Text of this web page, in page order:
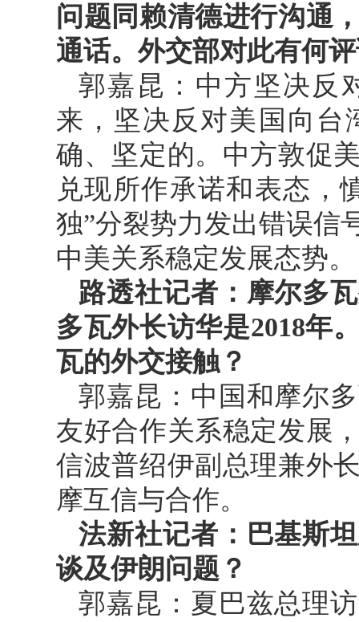
问题同赖清德进行沟通
通话。外交部对此有何
郭嘉昆：中方坚决反
来，坚决反对美国向台
确、坚定的。中方敦促
兑现所作承诺和表态，
独”分裂势力发出错误信
中美关系稳定发展态势。
路透社记者：摩尔多
多瓦外长访华是2018年
瓦的外交接触？
郭嘉昆：中国和摩尔
友好合作关系稳定发展
信波普绍伊副总理兼外
摩互信与合作。
法新社记者：巴基斯
谈及伊朗问题？
郭嘉昆：夏巴兹总理